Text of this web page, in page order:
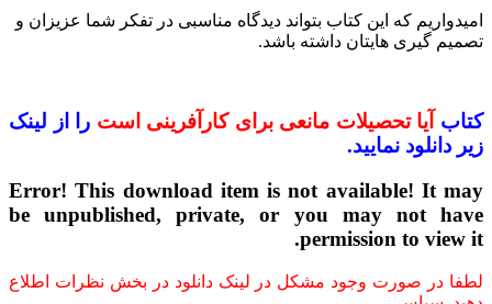
امیدواریم که این کتاب بتواند دیدگاه مناسبی در تفکر شما عزیزان و
تصمیم گیری هایتان داشته باشد.
کتاب آیا تحصیلات مانعی برای کارآفرینی است را از لینک
زیر دانلود نمایید.
Error! This download item is not available! It may
be unpublished, private, or you may not have
permission to view it.
لطفا در صورت وجود مشکل در لینک دانلود در بخش نظرات اطلاع